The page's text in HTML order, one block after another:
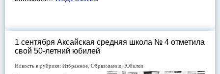
1 сентября Аксайская средняя школа № 4 отметила
свой 50-летний юбилей
Новость в рубрике: Избранное Образование Юбилеи